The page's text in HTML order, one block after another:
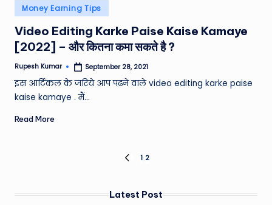
Posted
in
Money Earning Tips
Video Editing Karke Paise Kaise Kamaye
[2022] – और कितना कमा सकते है ?
Posted
Rupesh Kumar September 28, 2021
इस आर्टिकल के जरिये आप पढने वाले video editing karke paise
kaise kamaye . मैं…
Read More
pagination
PREVIOUS
1 2
Latest Post